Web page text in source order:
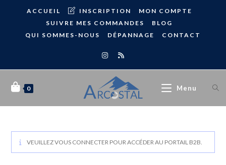
ACCUEIL INSCRIPTION
MON COMPTE
SUIVRE MES COMMANDES
BLOG
QUI SOMMES-NOUS
DÉPANNAGE CONTACT
0 Menu
VEUILLEZ VOUS CONNECTER POUR ACCÉDER AU PORTAIL B2B.